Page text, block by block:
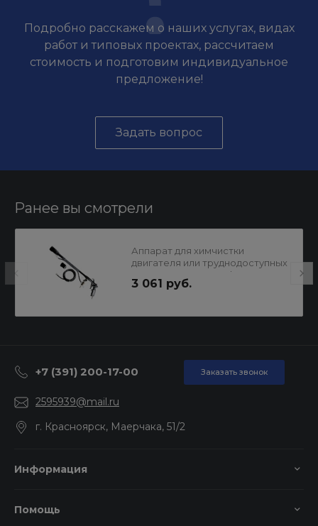
Подробно расскажем о наших услугах, видах
работ и типовых проектах, рассчитаем
стоимость и подготовим индивидуальное
предложение!
Задать вопрос
Ранее вы смотрели
Аппарат для химчистки
двигателя или труднодоступных
мест AuG1003 Tornador
3 061 руб.
+7 (391) 200-17-00 Заказать звонок
2595939@mail.ru
г. Красноярск, Маерчака, 51/2
Информация
Помощь